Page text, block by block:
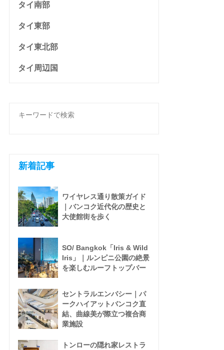
タイ南部
タイ東部
タイ東北部
タイ周辺国
新着記事
ワイヤレス通り散策ガイド
｜バンコク近代化の歴史と
大使館街を歩く
SO/ Bangkok「Iris & Wild
Iris」｜ルンピニ公園の絶景
を楽しむルーフトップバー
セントラルエンバシー｜パ
ークハイアットバンコク直
結、曲線美が際立つ複合商
業施設
トンローの隠れ家レストラ